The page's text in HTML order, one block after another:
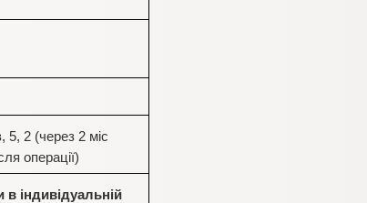
5, 2 (через 2 міс
операції)
в індивідуальній